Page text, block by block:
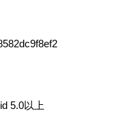
5.0以上